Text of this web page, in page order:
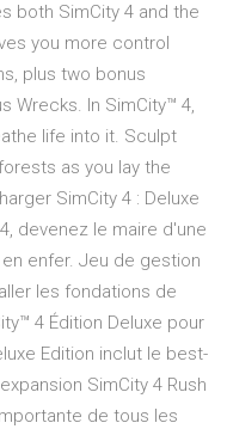
both SimCity 4 and the
you more control
plus two bonus
Wrecks. In SimCity™ 4,
life into it. Sculpt
as you lay the
SimCity 4 : Deluxe
devenez le maire d'une
enfer. Jeu de gestion
les fondations de
4 Édition Deluxe pour
Edition inclut le best-
SimCity 4 Rush
de tous les